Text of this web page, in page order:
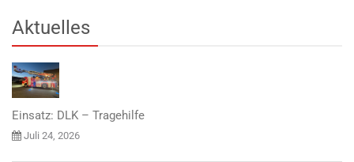
Aktuelles
Einsatz: DLK – Tragehilfe
Juli 24, 2026